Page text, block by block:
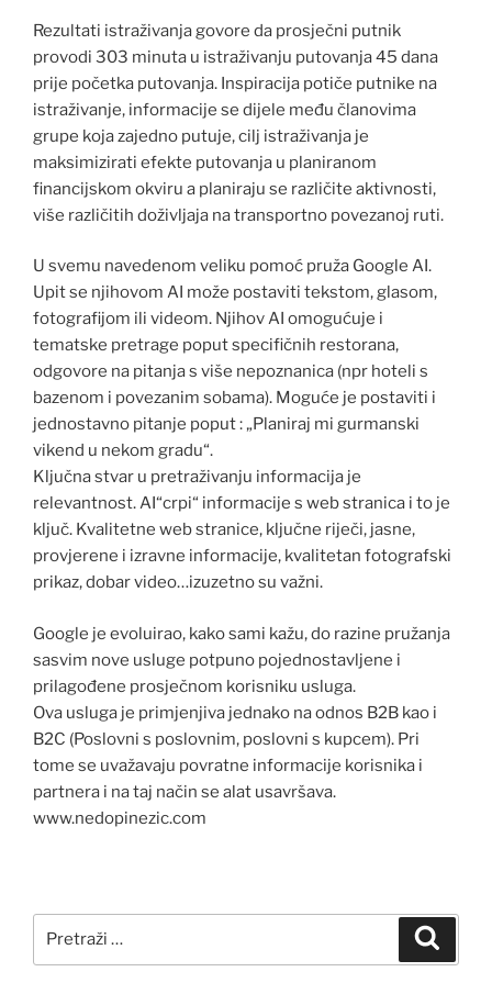
Rezultati istraživanja govore da prosječni putnik
provodi 303 minuta u istraživanju putovanja 45 dana
prije početka putovanja. Inspiracija potiče putnike na
istraživanje, informacije se dijele među članovima
grupe koja zajedno putuje, cilj istraživanja je
maksimizirati efekte putovanja u planiranom
financijskom okviru a planiraju se različite aktivnosti,
više različitih doživljaja na transportno povezanoj ruti.
U svemu navedenom veliku pomoć pruža Google AI.
Upit se njihovom AI može postaviti tekstom, glasom,
fotografijom ili videom. Njihov AI omogućuje i
tematske pretrage poput specifičnih restorana,
odgovore na pitanja s više nepoznanica (npr hoteli s
bazenom i povezanim sobama). Moguće je postaviti i
jednostavno pitanje poput : „Planiraj mi gurmanski
vikend u nekom gradu“.
Ključna stvar u pretraživanju informacija je
relevantnost. AI“crpi“ informacije s web stranica i to je
ključ. Kvalitetne web stranice, ključne riječi, jasne,
provjerene i izravne informacije, kvalitetan fotografski
prikaz, dobar video…izuzetno su važni.
Google je evoluirao, kako sami kažu, do razine pružanja
sasvim nove usluge potpuno pojednostavljene i
prilagođene prosječnom korisniku usluga.
Ova usluga je primjenjiva jednako na odnos B2B kao i
B2C (Poslovni s poslovnim, poslovni s kupcem). Pri
tome se uvažavaju povratne informacije korisnika i
partnera i na taj način se alat usavršava.
www.nedopinezic.com